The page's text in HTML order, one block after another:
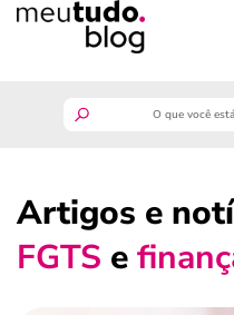
guia do trabalhador
Artigos e
FGTS e